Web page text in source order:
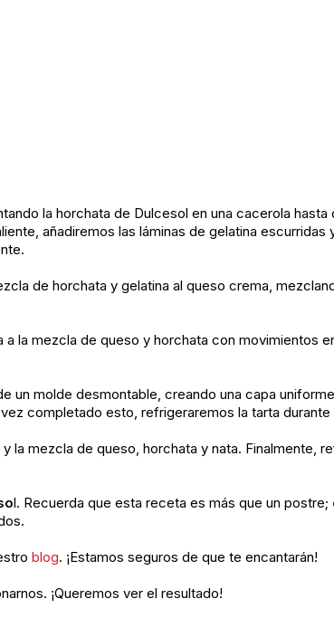
la horchata de Dulcesol en una cacerola
añadiremos las láminas de gelatina
de horchata y gelatina al queso crema,
la mezcla de queso y horchata con movimientos
un molde desmontable, creando una capa
completado esto, refrigeraremos la tarta
mezcla de queso, horchata y nata. Finalmente,
l. Recuerda que esta receta es más que un postre;
blog. ¡Estamos seguros de que te encantarán!
¡Queremos ver el resultado!